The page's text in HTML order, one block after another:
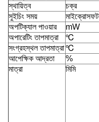
স্থায়িত্ব
চক্র
সুইচিং সময়
মাইক্রোসফট
অপটিক্যাল পাওয়ার
mW
অপারেটিং তাপমাত্রা
℃
সংগ্রহস্থল তাপমাত্রা℃
আপেক্ষিক আদ্রতা
%
মাত্রা
মিমি